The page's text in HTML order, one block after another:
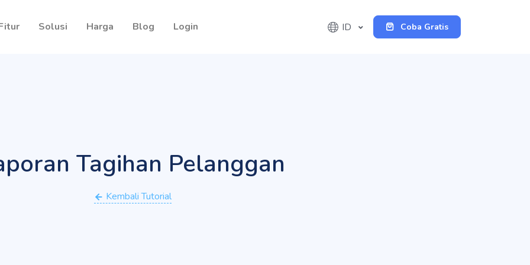
Solusi Harga Blog Login ID Coba Gratis
Tagihan Pelanggan
Kembali Tutorial